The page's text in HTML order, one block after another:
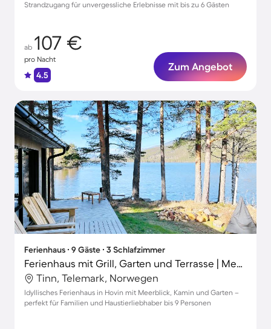
Strandzugang für unvergessliche Erlebnisse mit bis zu 6 Gästen
ab 107 €
pro Nacht
4.5
Zum Angebot
Ferienhaus ∙ 9 Gäste ∙ 3 Schlafzimmer
Ferienhaus mit Grill, Garten und Terrasse | Meerblick
Tinn, Telemark, Norwegen
Idyllisches Ferienhaus in Hovin mit Meerblick, Kamin und Garten –
perfekt für Familien und Haustierliebhaber bis 9 Personen